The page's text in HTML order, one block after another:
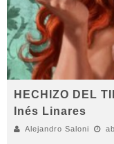
HECHIZO DEL
Inés Linares
Alejandro Saloni